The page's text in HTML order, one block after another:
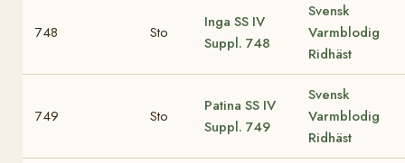
748 Sto
Inga SS IV
Suppl. 748
Svensk
Varmblodig
Ridhäst
749 Sto
Patina SS IV
Suppl. 749
Svensk
Varmblodig
Ridhäst